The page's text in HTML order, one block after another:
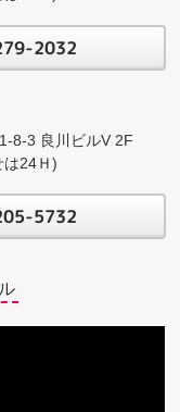
2032
8-3 良川ビルV 2F
は24Ｈ)
5732